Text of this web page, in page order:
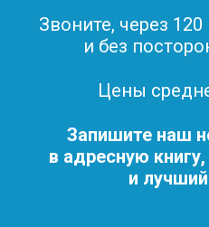
Звоните, через
и без
Цены
Запишите наш
в адресную
и